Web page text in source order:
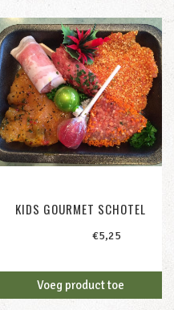
KIDS GOURMET SCHOTEL
€5,25
Voeg product toe